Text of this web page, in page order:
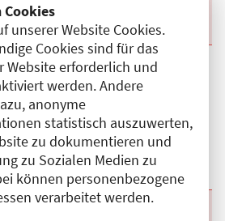
Cookies
unserer Website Cookies.
Cookies sind für das
Website erforderlich und
werden. Andere
anonyme
statistisch auszuwerten,
zu dokumentieren und
zu Sozialen Medien zu
können personenbezogene
verarbeitet werden.
Anfangszeit:
,09:00 Uhr
Neurologie
Elisabeth Herzberge,
Berlin
1